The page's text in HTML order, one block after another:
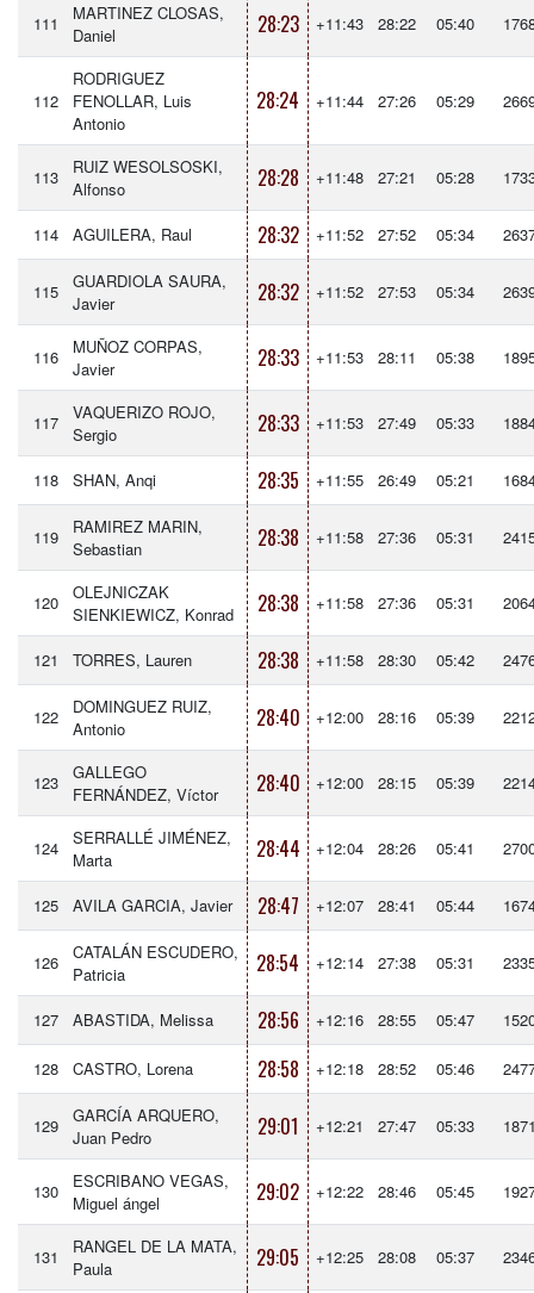
111
MARTINEZ CLOSAS,
Daniel
28:23 +11:43 28:22 05:40
112
RODRIGUEZ
FENOLLAR, Luis
Antonio
28:24 +11:44 27:26 05:29
113
RUIZ WESOLSOSKI,
Alfonso
28:28 +11:48 27:21 05:28
114 AGUILERA, Raul 28:32 +11:52 27:52 05:34
115
GUARDIOLA SAURA,
Javier
28:32 +11:52 27:53 05:34
116
MUÑOZ CORPAS,
Javier
28:33 +11:53 28:11 05:38
117
VAQUERIZO ROJO,
Sergio
28:33 +11:53 27:49 05:33
118 SHAN, Anqi 28:35 +11:55 26:49 05:21
119
RAMIREZ MARIN,
Sebastian
28:38 +11:58 27:36 05:31
120
OLEJNICZAK
SIENKIEWICZ, Konrad
28:38 +11:58 27:36 05:31
121 TORRES, Lauren 28:38 +11:58 28:30 05:42
122
DOMINGUEZ RUIZ,
Antonio
28:40 +12:00 28:16 05:39
123
GALLEGO
FERNÁNDEZ, Víctor
28:40 +12:00 28:15 05:39
124
SERRALLÉ JIMÉNEZ,
Marta
28:44 +12:04 28:26 05:41
125 AVILA GARCIA, Javier 28:47 +12:07 28:41 05:44
126
CATALÁN ESCUDERO,
Patricia
28:54 +12:14 27:38 05:31
127 ABASTIDA, Melissa 28:56 +12:16 28:55 05:47
128 CASTRO, Lorena 28:58 +12:18 28:52 05:46
129
GARCÍA ARQUERO,
Juan Pedro
29:01 +12:21 27:47 05:33
130
ESCRIBANO VEGAS,
Miguel ángel
29:02 +12:22 28:46 05:45
131
RANGEL DE LA MATA,
Paula
29:05 +12:25 28:08 05:37